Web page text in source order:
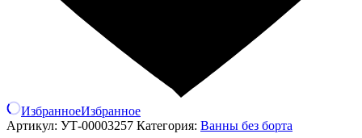
ИзбранноеИзбранное
Артикул: УТ-00003257 Категория: Ванны без борта